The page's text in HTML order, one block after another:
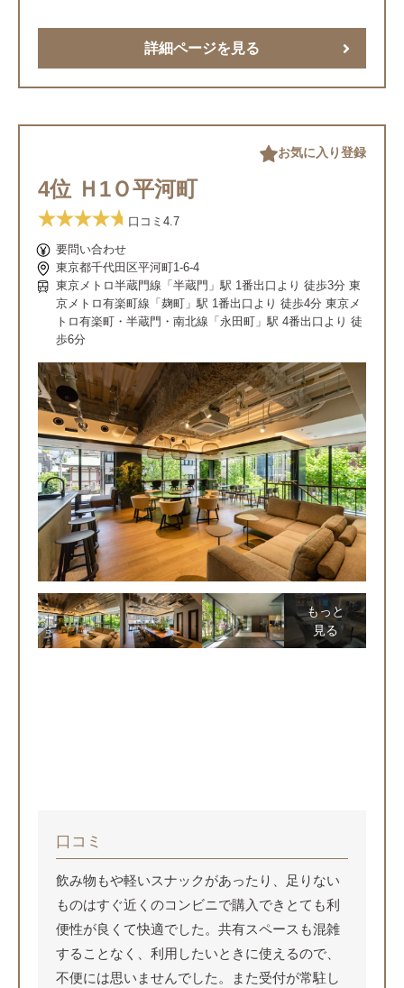
詳細ページを見る
4位 Ｈ1Ｏ平河町
口コミ 4.7
要問い合わせ
東京都千代田区平河町1-6-4
東京メトロ半蔵門線「半蔵門」駅 1番出口より 徒歩3分 東
京メトロ有楽町線「麹町」駅 1番出口より 徒歩4分 東京メ
トロ有楽町・半蔵門・南北線「永田町」駅 4番出口より 徒
歩6分
お気に入り登録
もっと
見る
口コミ
飲み物もや軽いスナックがあったり、足りない
ものはすぐ近くのコンビニで購入できとても利
便性が良くて快適でした。共有スペースも混雑
することなく、利用したいときに使えるので、
不便には思いませんでした。また受付が常駐し